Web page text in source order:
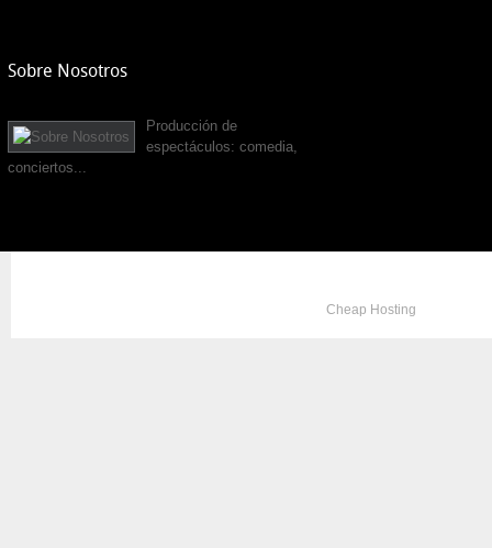
Sobre Nosotros
Producción de
espectáculos: comedia,
conciertos...
Cheap Hosting